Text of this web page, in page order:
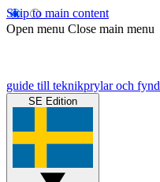
Skip to main content
Open menu Close main menu
guide till teknikprylar och fynd
SE Edition